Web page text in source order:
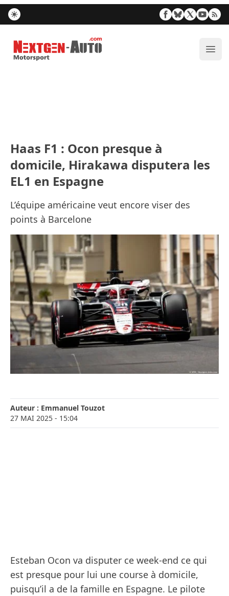
Nextgen-Auto.com
Haas F1 : Ocon presque à
domicile, Hirakawa disputera les
EL1 en Espagne
L’équipe américaine veut encore viser des
points à Barcelone
Auteur : Emmanuel Touzot
27 MAI 2025 - 15:04
Esteban Ocon va disputer ce week-end ce qui
est presque pour lui une course à domicile,
puisqu’il a de la famille en Espagne. Le pilote